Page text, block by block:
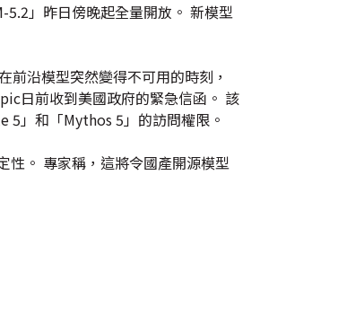
」昨日傍晚起全量開放。 新模型
沿模型突然變得不可用的時刻，
日前收到美國政府的緊急信函。 該
5」和「Mythos 5」的訪問權限。
性。 專家稱，這將令國產開源模型